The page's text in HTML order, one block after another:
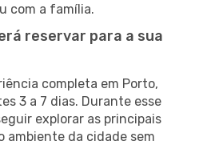
com a família.
reservar para a sua
completa em Porto,
3 a 7 dias. Durante esse
explorar as principais
ambiente da cidade sem